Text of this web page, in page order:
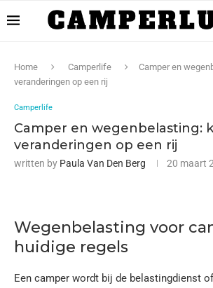
Home Camperlife
Camper en
veranderingen op een rij
Camperlife
Camper en wegenbelasting:
veranderingen op een rij
written by Paula Van Den Berg 20 maart
Wegenbelasting voor
huidige regels
Een camper wordt bij de belastingdienst